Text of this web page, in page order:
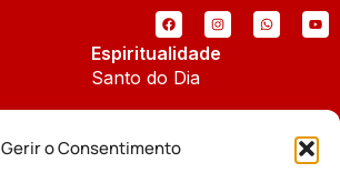
Gerir o Consentimento
Espiritualidade
Santo do Dia